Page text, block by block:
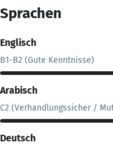
Sprachen
Englisch
B1-B2 (Gute Kenntnisse)
Arabisch
C2 (Verhandlungssicher /
Deutsch